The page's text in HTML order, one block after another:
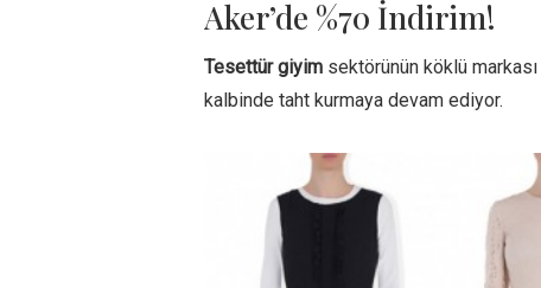
Aker’de %70 İndirim!
Tesettür giyim sektörünün köklü markası
kalbinde taht kurmaya devam ediyor.